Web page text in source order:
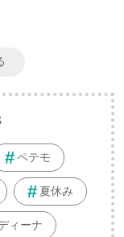
ペテモ
夏休み
ィーナ